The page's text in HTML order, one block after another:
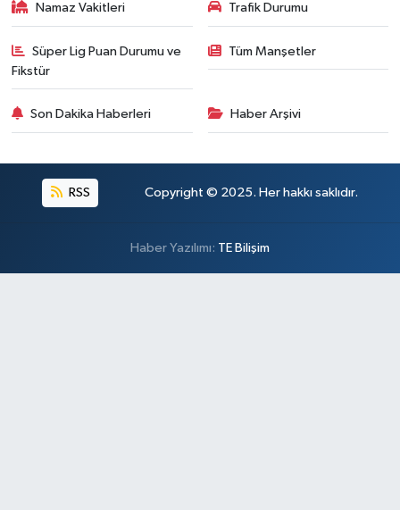
Namaz Vakitleri Trafik Durumu
Süper Lig Puan Durumu ve
Fikstür
Tüm Manşetler
Son Dakika Haberleri Haber Arşivi
RSS Copyright © 2025. Her hakkı saklıdır.
Haber Yazılımı: TE Bilişim